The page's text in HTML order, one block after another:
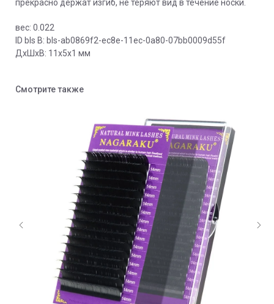
прекрасно держат изгиб, не теряют вид в течение носки.
вес: 0.022
ID bls В: bls-ab0869f2-ec8e-11ec-0a80-07bb0009d55f
ДxШxВ: 11x5x1 мм
Смотрите также